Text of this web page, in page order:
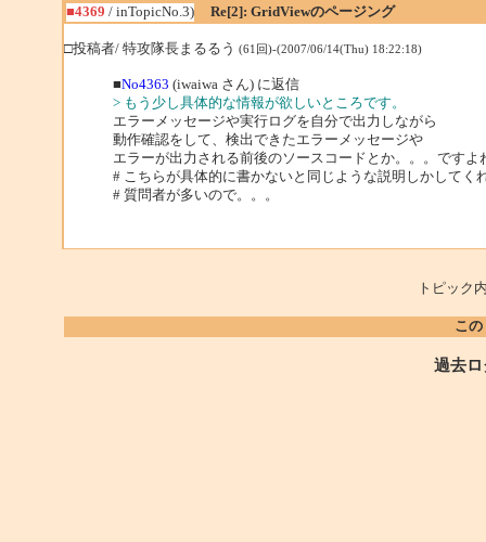
■4369 / inTopicNo.3) Re[2]: GridViewのページング
□投稿者/ 特攻隊長まるるう (61回)-(2007/06/14(Thu) 18:22:18)
■No4363 (iwaiwa さん) に返信
> もう少し具体的な情報が欲しいところです。
エラーメッセージや実行ログを自分で出力しながら
動作確認をして、検出できたエラーメッセージや
エラーが出力される前後のソースコードとか。。。ですよ
# こちらが具体的に書かないと同じような説明しかしてく
# 質問者が多いので。。。
トピッ
こ
過去